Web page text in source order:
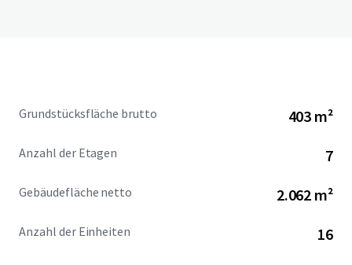
Grundstücksfläche brutto 403 m²
Anzahl der Etagen 7
Gebäudefläche netto 2.062 m²
Anzahl der Einheiten 16